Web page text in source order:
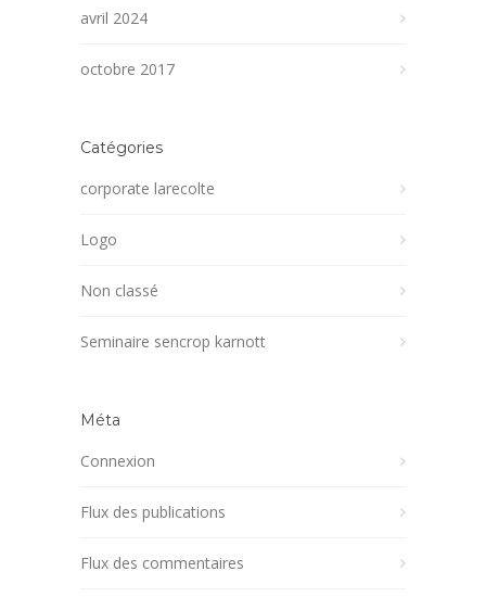
avril 2024
octobre 2017
Catégories
corporate larecolte
Logo
Non classé
Seminaire sencrop karnott
Méta
Connexion
Flux des publications
Flux des commentaires